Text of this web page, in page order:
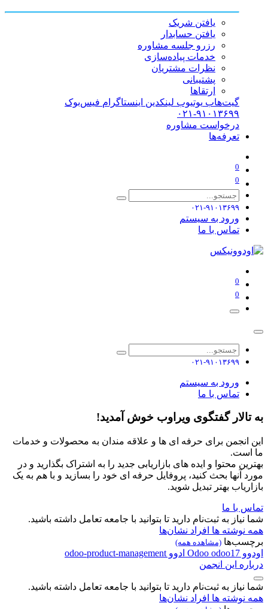
یافتن شریک
یافتن حسابدار
رزرو جلسه مشاوره
خدمات پیاده‌سازی
نظرات مشتریان
پشتیبانی
ارتقاها
گیت‌هاب یوتیوب لینکدین اینستاگرام فیس‌بوک
۰۲۱-۹۱۰۱۳۶۹۹
درخواست مشاوره
تعرفه‌ها
0
0
۰۲۱-۹۱۰۱۳۶۹۹
ورود به سیستم
تماس با ما
0
0
۰۲۱-۹۱۰۱۳۶۹۹
ورود به سیستم
تماس با ما
به تالار گفتگوی ویراوب خوش آمدید!
این انجمن برای حرفه ای ها و علاقه مندان به محصولات و خدمات
ما است.
بهترین محتوا و ایده های بازاریابی جدید را به اشتراک بگذارید و در
مورد آنها بحث کنید، پروفایل حرفه ای خود را بسازید و با هم به یک
بازاریاب بهتر تبدیل شوید.
تماس با ما
شما نیاز به ثبت‌نام دارید تا بتوانید با جامعه تعامل داشته باشید.
همه نوشته ها افراد نشان‌ها
برچسب‌ها (مشاهده همه)
اودوو Odoo odoo17 ادوو odoo-product-management
درباره این انجمن
شما نیاز به ثبت‌نام دارید تا بتوانید با جامعه تعامل داشته باشید.
همه نوشته ها افراد نشان‌ها